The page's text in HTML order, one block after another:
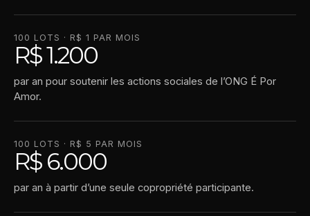
100 LOTS · R$ 1 PAR MOIS
R$ 1.200
par an pour soutenir les actions sociales de l’ONG É Por
Amor.
100 LOTS · R$ 5 PAR MOIS
R$ 6.000
par an à partir d’une seule copropriété participante.